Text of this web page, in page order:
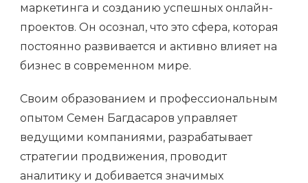
маркетинга и созданию успешных онлайн-
проектов. Он осознал, что это сфера, которая
постоянно развивается и активно влияет на
бизнес в современном мире.
Своим образованием и профессиональным
опытом Семен Багдасаров управляет
ведущими компаниями, разрабатывает
стратегии продвижения, проводит
аналитику и добивается значимых